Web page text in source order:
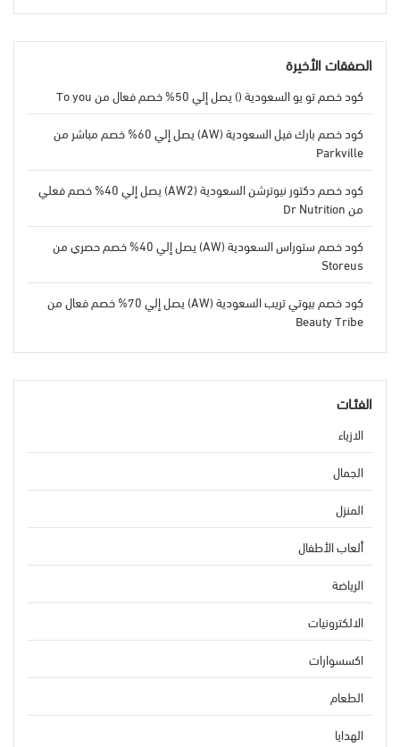
الصفقات الأخيرة
كود خصم تو يو السعودية () يصل إلي 50% خصم فعال من To you
كود خصم بارك فيل السعودية (AW) يصل إلي 60% خصم مباشر من
Parkville
كود خصم دكتور نيوترشن السعودية (AW2) يصل إلي 40% خصم فعلي
من Dr Nutrition
كود خصم ستوراس السعودية (AW) يصل إلي 40% خصم حصري من
Storeus
كود خصم بيوتي تريب السعودية (AW) يصل إلي 70% خصم فعال من
Beauty Tribe
الفئـات
الازياء
الجمال
المنزل
ألعاب الأطفال
الرياضة
الالكترونيات
اكسسوارات
الطعام
الهدايا